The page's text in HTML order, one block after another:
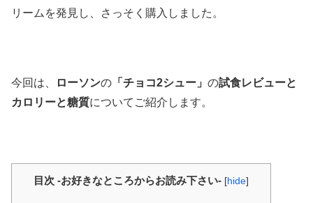
リームを発見し、さっそく購入しました。
今回は、 ローソンの 「チョコ2シュー」 の試食レビューと
カロリーと糖質についてご紹介します。
目次 -お好きなところからお読み下さい- [hide]